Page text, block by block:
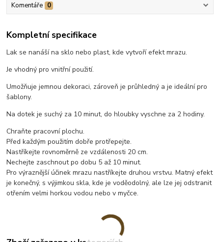
Komentáře 0
Kompletní specifikace
Lak se nanáší na sklo nebo plast, kde vytvoří efekt mrazu.
Je vhodný pro vnitřní použití.
Umožňuje jemnou dekoraci, zároveň je průhledný a je ideální pro
šablony.
Na dotek je suchý za 10 minut, do hloubky vyschne za 2 hodiny.
Chraňte pracovní plochu.
Před každým použitím dobře protřepejte.
Nastříkejte rovnoměrně ze vzdálenosti 20 cm.
Nechejte zaschnout po dobu 5 až 10 minut.
Pro výraznější účinek mrazu nastříkejte druhou vrstvu. Matný efekt
je konečný, s výjimkou skla, kde je voděodolný, ale lze jej odstranit
otřením velmi horkou vodou nebo v myčce.